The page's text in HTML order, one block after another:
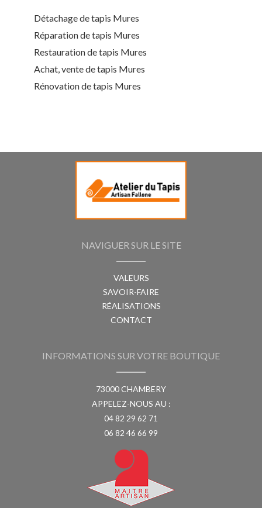
Détachage de tapis Mures
Réparation de tapis Mures
Restauration de tapis Mures
Achat, vente de tapis Mures
Rénovation de tapis Mures
NAVIGUER SUR LE SITE
VALEURS
SAVOIR-FAIRE
RÉALISATIONS
CONTACT
INFORMATIONS SUR VOTRE BOUTIQUE
73000 CHAMBERY
APPELEZ-NOUS AU :
04 82 29 62 71
06 82 46 66 99